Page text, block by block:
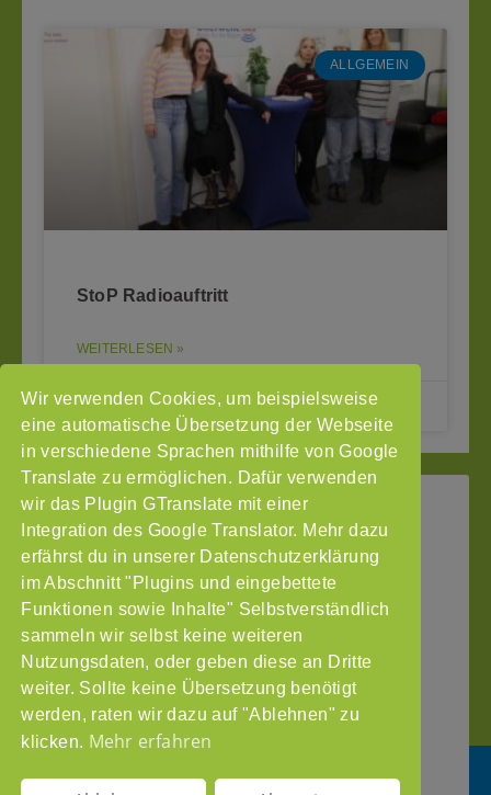
ALLGEMEIN
StoP Radioauftritt
WEITERLESEN »
28.01.2026
Wir verwenden Cookies, um beispielsweise
eine automatische Übersetzung der Webseite
in verschiedene Sprachen mithilfe von Google
Translate zu ermöglichen. Dafür verwenden
wir das Plugin GTranslate mit einer
Integration des Google Translator. Mehr dazu
erfährst du in unserer Datenschutzerklärung
im Abschnitt "Plugins und eingebettete
Funktionen sowie Inhalte" Selbstverständlich
sammeln wir selbst keine weiteren
Nutzungsdaten, oder geben diese an Dritte
weiter. Sollte keine Übersetzung benötigt
werden, raten wir dazu auf "Ablehnen" zu
klicken. Mehr erfahren
StoP
–
Stadtteile
ohne
Partnergewalt
e.V.
Pinnasberg
27
20359
info@stop-
Intranet
Impressum
Datenschutzerklärung
Gefördert
durch